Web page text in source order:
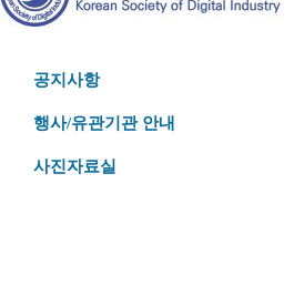
공지사항
행사/유관기관 안내
사진자료실